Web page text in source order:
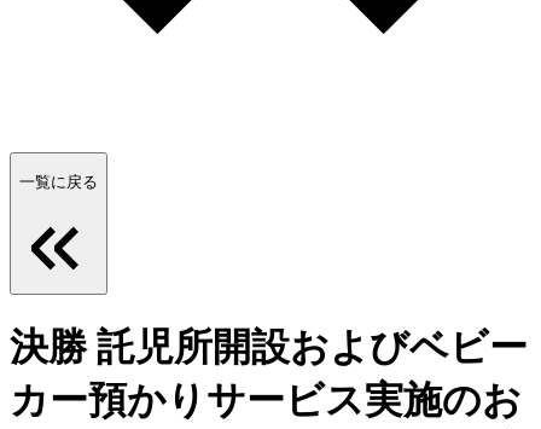
一覧に戻る
決勝 託児所開設およびベビー
カー預かりサービス実施のお